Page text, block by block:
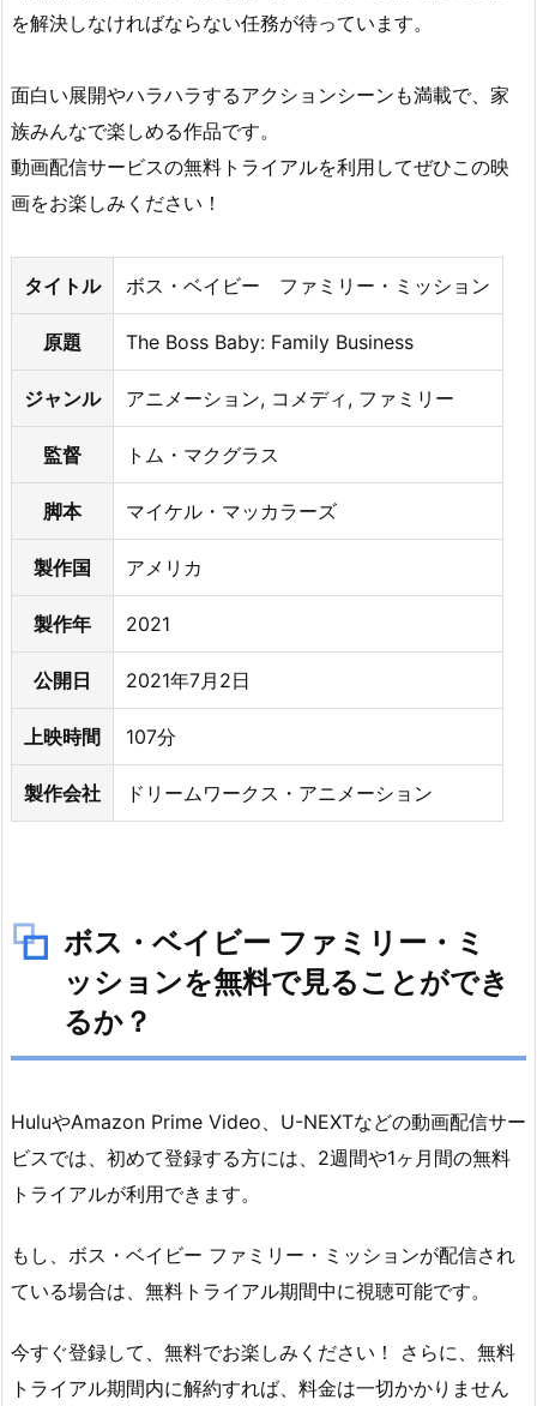
ボ
ベ
イ
ー
フ
ミ
リ
ー・
ミ
ッ
シ
ョ
を
無
で
見
る
こ
と
で
2.
ボ
ス・
ベ
ビ
ー
フ
リ
ミ
を解決しなければならない任務が待っています。
面白い展開やハラハラするアクションシーンも満載で、家
族みんなで楽しめる作品です。
動画配信サービスの無料トライアルを利用してぜひこの映
画をお楽しみください！
タイトル ボス・ベイビー ファミリー・ミッション
原題 The Boss Baby: Family Business
ジャンル アニメーション, コメディ, ファミリー
監督 トム・マクグラス
脚本 マイケル・マッカラーズ
製作国 アメリカ
製作年 2021
公開日 2021年7月2日
上映時間 107分
製作会社 ドリームワークス・アニメーション
ボス・ベイビー ファミリー・ミ
ッションを無料で見ることができ
るか？
HuluやAmazon Prime Video、U-NEXTなどの動画配信サー
ビスでは、初めて登録する方には、2週間や1ヶ月間の無料
トライアルが利用できます。
もし、ボス・ベイビー ファミリー・ミッションが配信され
ている場合は、無料トライアル期間中に視聴可能です。
今すぐ登録して、無料でお楽しみください！ さらに、無料
トライアル期間内に解約すれば、料金は一切かかりません